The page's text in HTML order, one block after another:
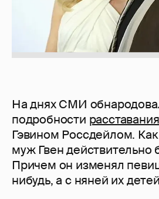
На днях СМИ
подробности
Гэвином Россдейлом.
муж Гвен действительно
Причем он изменял
нибудь, а с няней их